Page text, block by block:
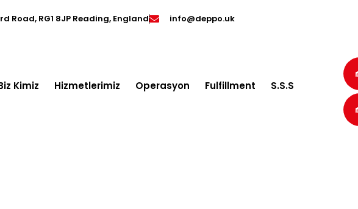
Road, RG1 8JP Reading, England info@deppo.uk
Kimiz Hizmetlerimiz Operasyon Fulfillment S.S.S